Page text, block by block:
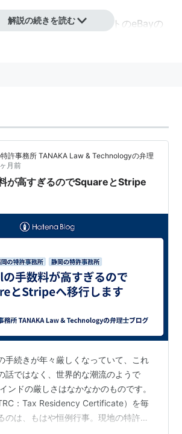
リカのオークションサイトのeBayの
トカードをPayPalアカウントに登録
に番号を知らせずに安全に取引がで
る。
ソフトバンクとの合弁事業として
立が発表され、スマートフォンにカ
けて決済できるPayPal Hereの日本サ
。*1
手数料（国内） 手数料（海外）
グで
無料 無料*2
40円
40円
える支払い受け取りはマーチャント
請が必要。
は以下の通り。
解説の続きを読む
許事務所 TANAKA Law & Technologyの弁理
月前
が高すぎるのでSquareとStripe
手続きが年々厳しくなっていて、これ
話ではなく、世界的な潮流のようで
ンドの厳しさはなかなかのものです。
：Tax Residency Certificate）を毎
のは、もはや恒例行事。現地の特許事